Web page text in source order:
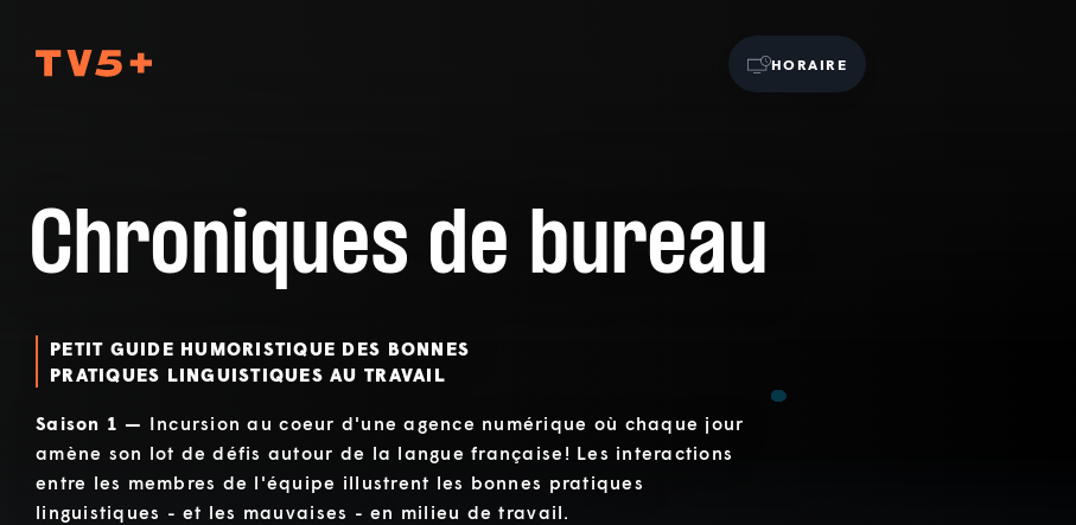
HORAIRE
Chroniques de bureau
PETIT GUIDE HUMORISTIQUE DES BONNES
PRATIQUES LINGUISTIQUES AU TRAVAIL
Saison 1 — Incursion au coeur d'une agence numérique où chaque jour
amène son lot de défis autour de la langue française! Les interactions
entre les membres de l'équipe illustrent les bonnes pratiques
linguistiques - et les mauvaises - en milieu de travail.